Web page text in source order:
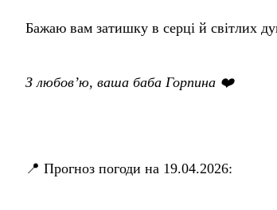
Бажаю вам затишку в серці й світлих
З любов’ю, ваша баба Горпина ❤️
📍 Прогноз погоди на 19.04.2026: